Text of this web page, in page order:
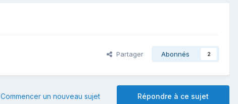
Partager Abonnés 2
Répondre à ce sujet
Commencer un nouveau sujet